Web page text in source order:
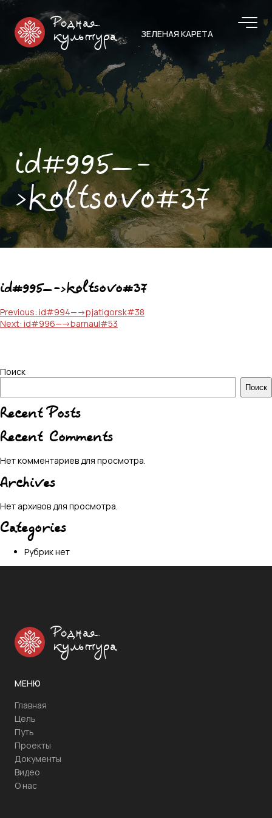
Родная
культура
ЗЕЛЕНАЯ КАРЕТА
id#995—-
>koltsovo#37
id#995—->koltsovo#37
Навигация
по
Previous: id#994—->pjatigorsk#38
Next: id#996—->barnaul#53
Поиск
Поиск
Recent Posts
Recent Comments
Нет комментариев для просмотра.
Archives
Нет архивов для просмотра.
Categories
Рубрик нет
Родная
культура
МЕНЮ
Главная
Цель
Путь
Проекты
Документы
Видео
О нас